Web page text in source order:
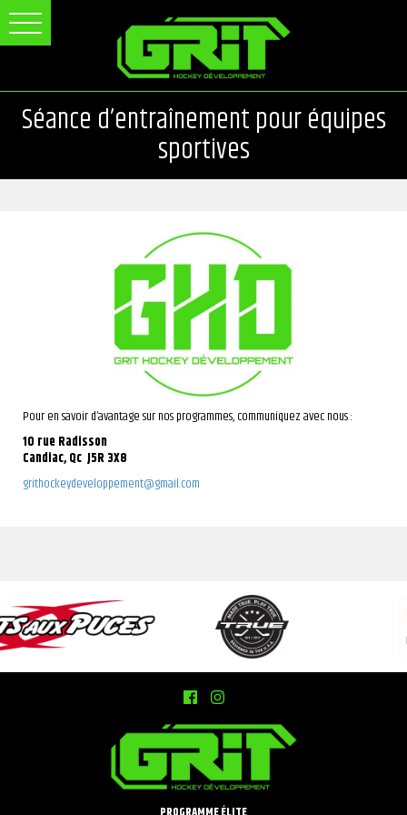
Séance d’entraînement pour équipes
sportives
Pour en savoir d’avantage sur nos programmes, communiquez avec nous :
10 rue Radisson
Candiac, Qc J5R 3X8
grithockeydeveloppement@gmail.com